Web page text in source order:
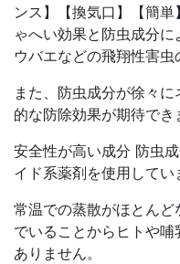
ンス】【換気口】【簡
ゃへい効果と防虫成分
ウバエなどの飛翔性害虫
また、防虫成分が徐々
的な防除効果が期待でき
安全性が高い成分 防虫
イド系薬剤を使用してい
常温での蒸散がほとん
でいることからヒトや
ありません。